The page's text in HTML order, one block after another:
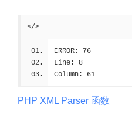
</>
ERROR: 76
Line: 8
Column: 61
PHP XML Parser 函数